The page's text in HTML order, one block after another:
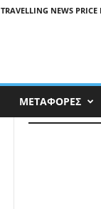
TRAVELLING NEWS PRICE
ΜΕΤΑΦΟΡΕΣ